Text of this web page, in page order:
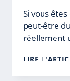
Si vous
peut-être
réellement
LIRE